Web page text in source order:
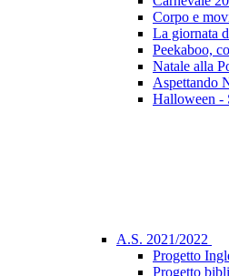
Corpo e
La giornata
Peekaboo,
Natale alla
Aspettando
Halloween -
A.S. 2021/2022
Progetto
Progetto